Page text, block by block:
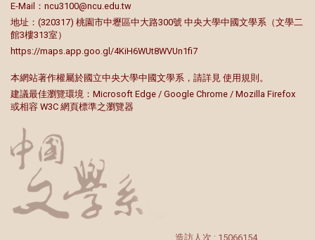
E-Mail： ncu3100@ncu.edu.tw
地址：(320317) 桃園市中壢區中大路300號 中央大學中國文學系（文學二
館3樓313室）
https://maps.app.goo.gl/4KiH6WUt8WVUn1fi7
本網站著作權屬於國立中央大學中國文學系，請詳見 使用規則 。
建議最佳瀏覽環境：Microsoft Edge / Google Chrome / Mozilla Firefox
或相容 W3C 網頁標準之瀏覽器
造訪人次 : 15066154